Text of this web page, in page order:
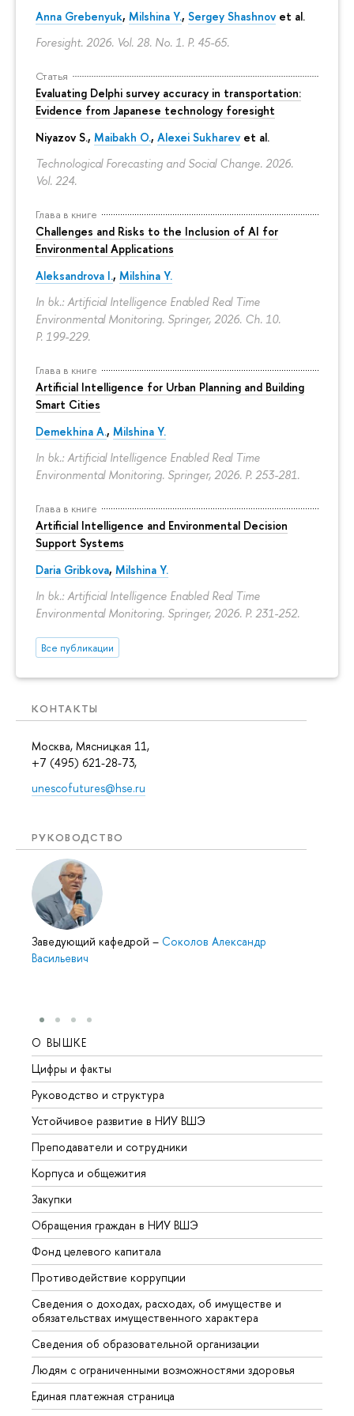
Anna Grebenyuk, Milshina Y., Sergey Shashnov et al.
Foresight. 2026. Vol. 28. No. 1. P. 45-65.
Статья
Evaluating Delphi survey accuracy in transportation:
Evidence from Japanese technology foresight
Niyazov S., Maibakh O., Alexei Sukharev et al.
Technological Forecasting and Social Change. 2026.
Vol. 224.
Глава в книге
Challenges and Risks to the Inclusion of AI for
Environmental Applications
Aleksandrova I., Milshina Y.
In bk.: Artificial Intelligence Enabled Real Time
Environmental Monitoring. Springer, 2026. Ch. 10.
P. 199-229.
Глава в книге
Artificial Intelligence for Urban Planning and Building
Smart Cities
Demekhina A., Milshina Y.
In bk.: Artificial Intelligence Enabled Real Time
Environmental Monitoring. Springer, 2026. P. 253-281.
Глава в книге
Artificial Intelligence and Environmental Decision
Support Systems
Daria Gribkova, Milshina Y.
In bk.: Artificial Intelligence Enabled Real Time
Environmental Monitoring. Springer, 2026. P. 231-252.
Все публикации
КОНТАКТЫ
Москва, Мясницкая 11,
+7 (495) 621-28-73,
unescofutures@hse.ru
РУКОВОДСТВО
Заведующий кафедрой – Соколов Александр
Васильевич
О ВЫШКЕ
Цифры и факты
Руководство и структура
Устойчивое развитие в НИУ ВШЭ
Преподаватели и сотрудники
Корпуса и общежития
Закупки
Обращения граждан в НИУ ВШЭ
Фонд целевого капитала
Противодействие коррупции
Сведения о доходах, расходах, об имуществе и
обязательствах имущественного характера
Сведения об образовательной организации
Людям с ограниченными возможностями здоровья
Единая платежная страница